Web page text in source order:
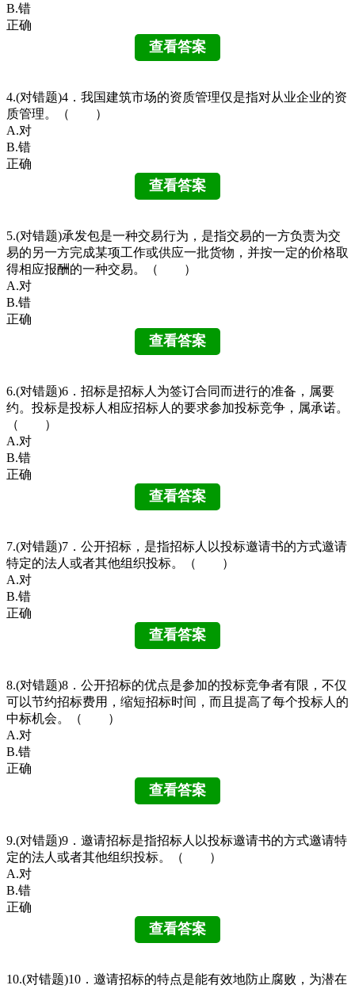
B.错
正确
4.(对错题)4．我国建筑市场的资质管理仅是指对从业企业的资
质管理。（ ）
A.对
B.错
正确
5.(对错题)承发包是一种交易行为，是指交易的一方负责为交
易的另一方完成某项工作或供应一批货物，并按一定的价格取
得相应报酬的一种交易。（ ）
A.对
B.错
正确
6.(对错题)6．招标是招标人为签订合同而进行的准备，属要
约。投标是投标人相应招标人的要求参加投标竞争，属承诺。
（ ）
A.对
B.错
正确
7.(对错题)7．公开招标，是指招标人以投标邀请书的方式邀请
特定的法人或者其他组织投标。（ ）
A.对
B.错
正确
8.(对错题)8．公开招标的优点是参加的投标竞争者有限，不仅
可以节约招标费用，缩短招标时间，而且提高了每个投标人的
中标机会。（ ）
A.对
B.错
正确
9.(对错题)9．邀请招标是指招标人以投标邀请书的方式邀请特
定的法人或者其他组织投标。（ ）
A.对
B.错
正确
10.(对错题)10．邀请招标的特点是能有效地防止腐败，为潜在